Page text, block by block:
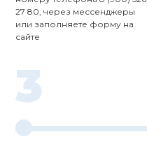
27 80, через мессенджеры
или заполняете форму на
сайте
3